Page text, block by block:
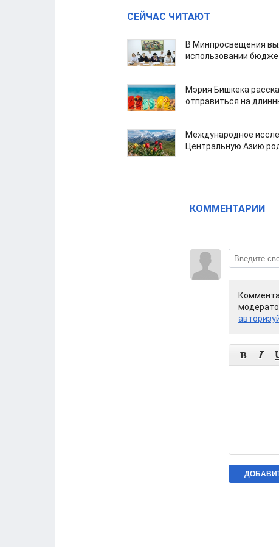
СЕЙЧАС ЧИТАЮТ
В Минпросвещения
использовании
Мэрия Бишкека
отправиться на
Международное
Центральную Азию
КОММЕНТАРИИ
 